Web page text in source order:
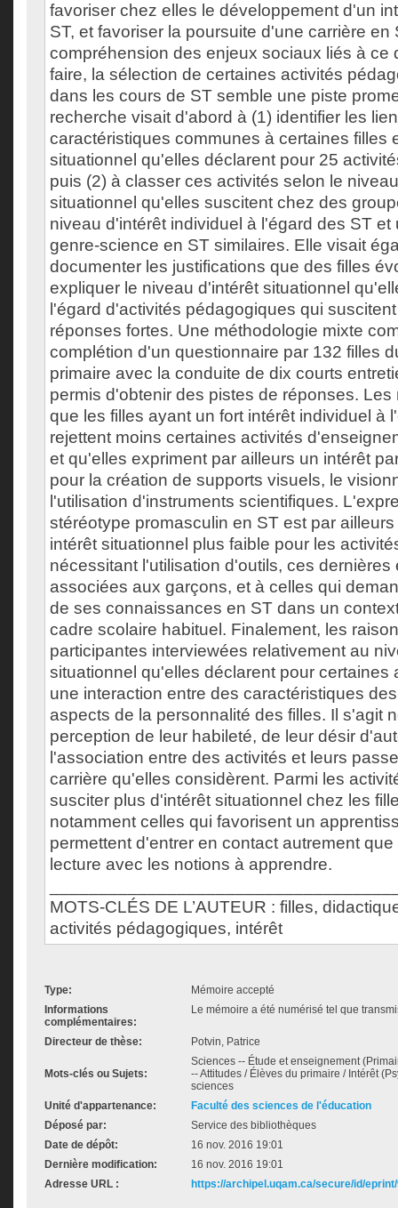
favoriser chez elles le développement d'un
ST, et favoriser la poursuite d'une carrière en
compréhension des enjeux sociaux liés à ce
faire, la sélection de certaines activités
dans les cours de ST semble une piste
recherche visait d'abord à (1) identifier les
caractéristiques communes à certaines filles
situationnel qu'elles déclarent pour 25
puis (2) à classer ces activités selon le
situationnel qu'elles suscitent chez des
niveau d'intérêt individuel à l'égard des ST et
genre-science en ST similaires. Elle visait
documenter les justifications que des filles
expliquer le niveau d'intérêt situationnel
l'égard d'activités pédagogiques qui
réponses fortes. Une méthodologie mixte
complétion d'un questionnaire par 132 filles
primaire avec la conduite de dix courts
permis d'obtenir des pistes de réponses. Les
que les filles ayant un fort intérêt individuel à
rejettent moins certaines activités
et qu'elles expriment par ailleurs un intérêt
pour la création de supports visuels, le
l'utilisation d'instruments scientifiques.
stéréotype promasculin en ST est par
intérêt situationnel plus faible pour les
nécessitant l'utilisation d'outils, ces dernières
associées aux garçons, et à celles qui
de ses connaissances en ST dans un
cadre scolaire habituel. Finalement, les
participantes interviewées relativement au
situationnel qu'elles déclarent pour certaines
une interaction entre des caractéristiques
aspects de la personnalité des filles. Il s'agit
perception de leur habileté, de leur désir
l'association entre des activités et leurs
carrière qu'elles considèrent. Parmi les
susciter plus d'intérêt situationnel chez les
notamment celles qui favorisent un
permettent d'entrer en contact autrement
lecture avec les notions à apprendre.
MOTS-CLÉS DE L’AUTEUR : filles,
activités pédagogiques, intérêt
Type:
Mémoire accepté
Informations
complémentaires:
Le mémoire a été numérisé tel que
Directeur de thèse: Potvin, Patrice
Mots-clés ou Sujets:
Sciences -- Étude et enseignement
-- Attitudes / Élèves du primaire / Intérêt
sciences
Unité d'appartenance:
Faculté des sciences de l'éducation
Déposé par:
Service des bibliothèques
Date de dépôt:
16 nov. 2016 19:01
Dernière modification:
16 nov. 2016 19:01
Adresse URL :
https://archipel.uqam.ca/secure/id/